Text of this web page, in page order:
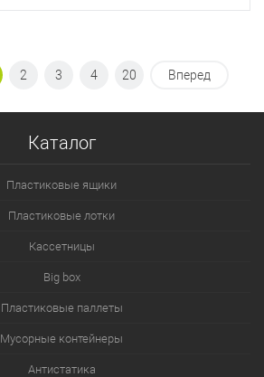
2 3 4 20 Вперед
Каталог
Пластиковые ящики
Пластиковые лотки
Кассетницы
Big box
Пластиковые паллеты
Мусорные контейнеры
Антистатика